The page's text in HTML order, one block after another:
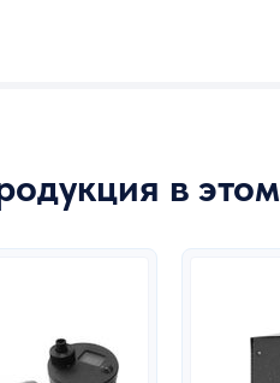
в этом